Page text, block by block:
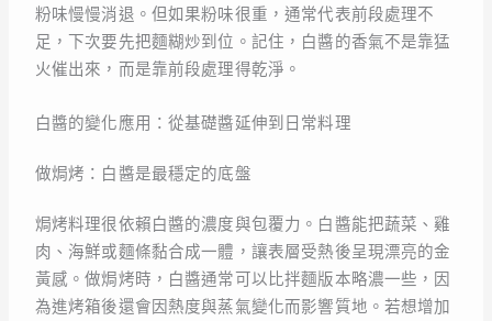
粉味慢慢消退。但如果粉味很重，通常代表前段處理不
足，下次要先把麵糊炒到位。記住，白醬的香氣不是靠猛
火催出來，而是靠前段處理得乾淨。
白醬的變化應用：從基礎醬延伸到日常料理
做焗烤：白醬是最穩定的底盤
焗烤料理很依賴白醬的濃度與包覆力。白醬能把蔬菜、雞
肉、海鮮或麵條黏合成一體，讓表層受熱後呈現漂亮的金
黃感。做焗烤時，白醬通常可以比拌麵版本略濃一些，因
為進烤箱後還會因熱度與蒸氣變化而影響質地。若想增加